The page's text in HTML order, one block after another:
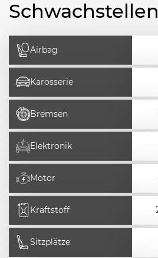
Schwachstellen
Airbag
Karosserie
Bremsen
Elektronik
Motor
Kraftstoff
Sitzplätze